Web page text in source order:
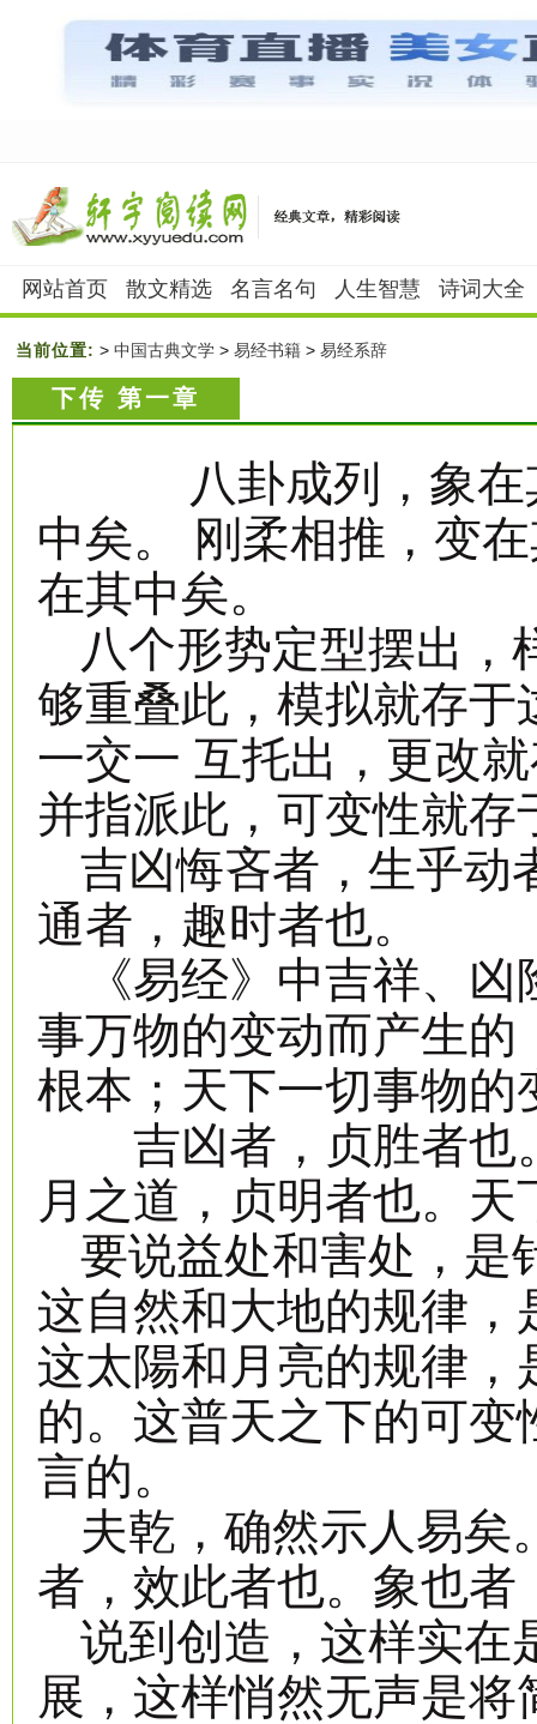
网站首页 散文精选 名言名句 人生智慧 诗词大全
当前位置: > 中国古典文学> 易经书籍> 易经系辞
下传 第一章
八卦成列，象在
中矣。 刚柔相推，变
在其中矣。
八个形势定型摆出，
够重叠此，模拟就存
一交一 互托出，更改
并指派此，可变性就存
吉凶悔吝者，生乎动
通者，趣时者也。
《易经》中吉祥、凶
事万物的变动而产生
根本；天下一切事物
吉凶者，贞胜者也
月之道，贞明者也。
要说益处和害处，是
这自然和大地的规律
这太陽和月亮的规律
的。这普天之下的可
言的。
夫乾，确然示人易矣
者，效此者也。象也者
说到创造，这样实在
展，这样悄然无声是